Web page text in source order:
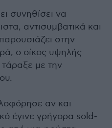
συνηθίσει να
αντισυμβατικά και
στην
ο oίκος υψηλής
τάραξε με την
αν και
έγινε γρήγορα sold-